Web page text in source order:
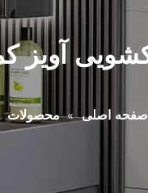
صفحه اصلی » محصولات